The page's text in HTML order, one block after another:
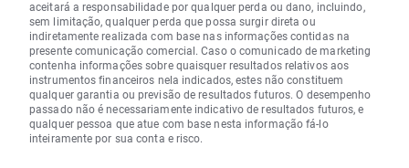
aceitará a responsabilidade por qualquer perda ou dano, incluindo,
sem limitação, qualquer perda que possa surgir direta ou
indiretamente realizada com base nas informações contidas na
presente comunicação comercial. Caso o comunicado de marketing
contenha informações sobre quaisquer resultados relativos aos
instrumentos financeiros nela indicados, estes não constituem
qualquer garantia ou previsão de resultados futuros. O desempenho
passado não é necessariamente indicativo de resultados futuros, e
qualquer pessoa que atue com base nesta informação fá-lo
inteiramente por sua conta e risco.